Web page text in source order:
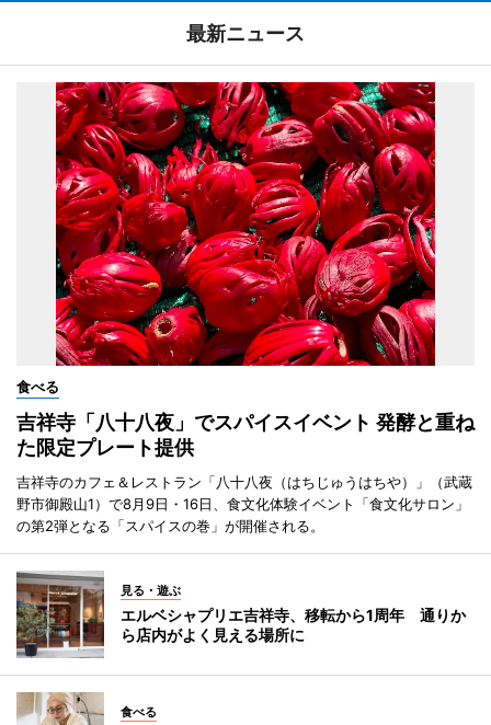
最新ニュース
食べる
吉祥寺「八十八夜」でスパイスイベント 発酵と重ね
た限定プレート提供
吉祥寺のカフェ＆レストラン「八十八夜（はちじゅうはちや）」（武蔵
野市御殿山1）で8月9日・16日、食文化体験イベント「食文化サロン」
の第2弾となる「スパイスの巻」が開催される。
見る・遊ぶ
エルベシャプリエ吉祥寺、移転から1周年 通りか
ら店内がよく見える場所に
食べる